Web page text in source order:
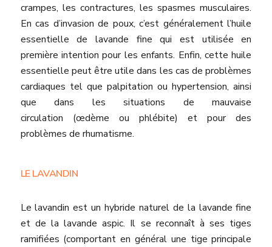
crampes, les contractures, les spasmes musculaires.
En cas d’invasion de poux, c’est généralement l’huile
essentielle de lavande fine qui est utilisée en
première intention pour les enfants. Enfin, cette huile
essentielle peut être utile dans les cas de problèmes
cardiaques tel que palpitation ou hypertension, ainsi
que dans les situations de mauvaise
circulation (œdème ou phlébite) et pour des
problèmes de rhumatisme.
LE LAVANDIN
Le lavandin est un hybride naturel de la lavande fine
et de la lavande aspic. Il se reconnaît à ses tiges
ramifiées (comportant en général une tige principale